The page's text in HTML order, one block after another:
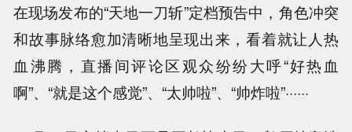
在现场发布的“天地一刀斩”定档预告中，角色冲突
和故事脉络愈加清晰地呈现出来，看着就让人热
血沸腾，直播间评论区观众纷纷大呼“好热血
啊”、“就是这个感觉”、“太帅啦”、“帅炸啦”······